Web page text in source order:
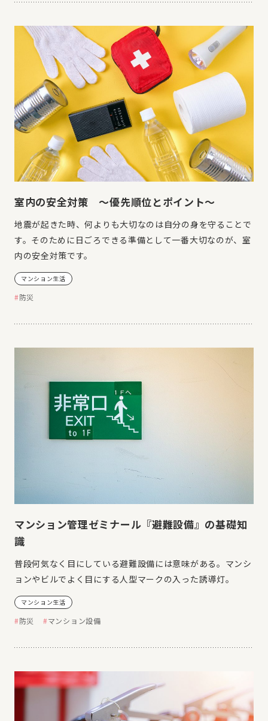
室内の安全対策 ～優先順位とポイント～
地震が起きた時、何よりも大切なのは自分の身を守ることで
す。そのために日ごろできる準備として一番大切なのが、室
内の安全対策です。
マンション生活
防災
マンション管理ゼミナール『避難設備』の基礎知
識
普段何気なく目にしている避難設備には意味がある。マンシ
ョンやビルでよく目にする人型マークの入った誘導灯。
マンション生活
防災 マンション設備